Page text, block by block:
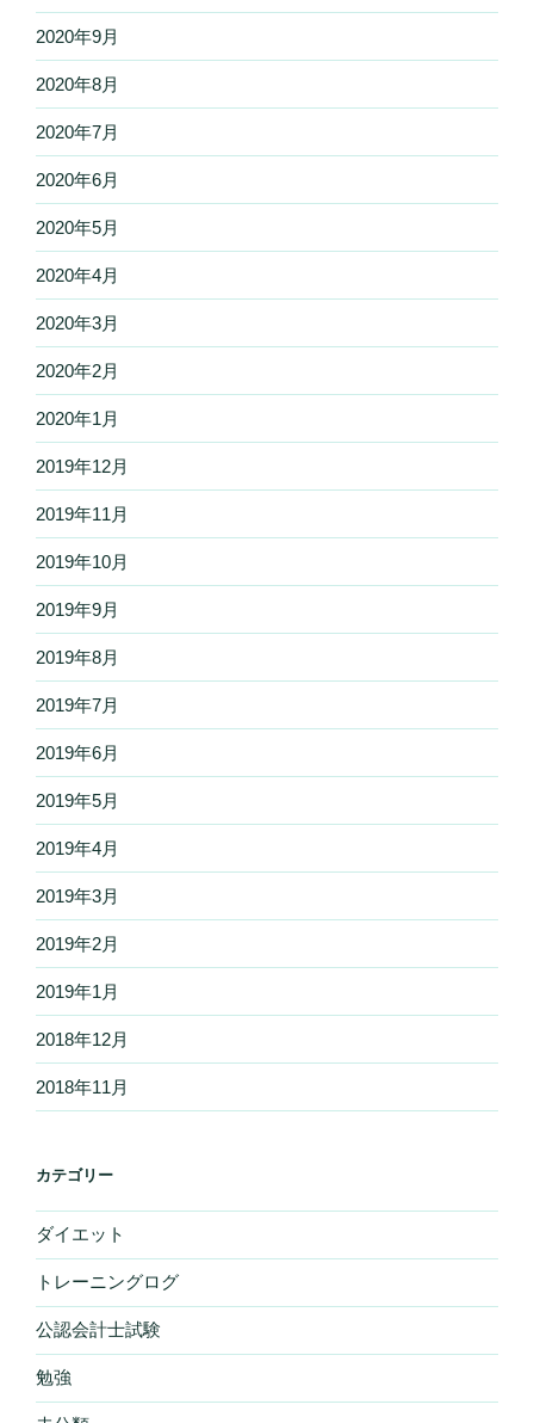
2020年9月
2020年8月
2020年7月
2020年6月
2020年5月
2020年4月
2020年3月
2020年2月
2020年1月
2019年12月
2019年11月
2019年10月
2019年9月
2019年8月
2019年7月
2019年6月
2019年5月
2019年4月
2019年3月
2019年2月
2019年1月
2018年12月
2018年11月
カテゴリー
ダイエット
トレーニングログ
公認会計士試験
勉強